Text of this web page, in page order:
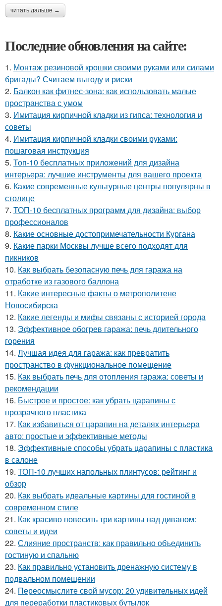
читать дальше →
Последние обновления на сайте:
1. Монтаж резиновой крошки своими руками или силами
бригады? Считаем выгоду и риски
2. Балкон как фитнес-зона: как использовать малые
пространства с умом
3. Имитация кирпичной кладки из гипса: технология и
советы
4. Имитация кирпичной кладки своими руками:
пошаговая инструкция
5. Топ-10 бесплатных приложений для дизайна
интерьера: лучшие инструменты для вашего проекта
6. Какие современные культурные центры популярны в
столице
7. ТОП-10 бесплатных программ для дизайна: выбор
профессионалов
8. Какие основные достопримечательности Кургана
9. Какие парки Москвы лучше всего подходят для
пикников
10. Как выбрать безопасную печь для гаража на
отработке из газового баллона
11. Какие интересные факты о метрополитене
Новосибирска
12. Какие легенды и мифы связаны с историей города
13. Эффективное обогрев гаража: печь длительного
горения
14. Лучшая идея для гаража: как превратить
пространство в функциональное помещение
15. Как выбрать печь для отопления гаража: советы и
рекомендации
16. Быстрое и простое: как убрать царапины с
прозрачного пластика
17. Как избавиться от царапин на деталях интерьера
авто: простые и эффективные методы
18. Эффективные способы убрать царапины с пластика
в салоне
19. ТОП-10 лучших напольных плинтусов: рейтинг и
обзор
20. Как выбрать идеальные картины для гостиной в
современном стиле
21. Как красиво повесить три картины над диваном:
советы и идеи
22. Слияние пространств: как правильно объединить
гостиную и спальню
23. Как правильно установить дренажную систему в
подвальном помещении
24. Переосмыслите свой мусор: 20 удивительных идей
для переработки пластиковых бутылок